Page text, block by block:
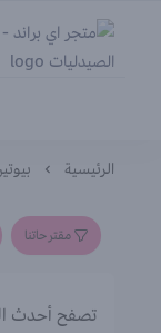
متجر اي 0
0
الرئيسية
مقترحاتنا
تصفح أحدث